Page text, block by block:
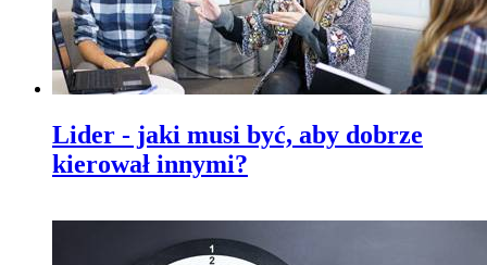
Lider - jaki musi być, aby dobrze
kierował innymi?